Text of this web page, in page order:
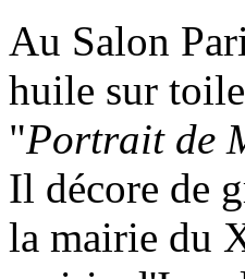
Au Salon
huile sur
"Portrait de
Il décore de
la mairie du